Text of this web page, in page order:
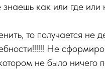
как или где или
то получается не
Не
не было ничего